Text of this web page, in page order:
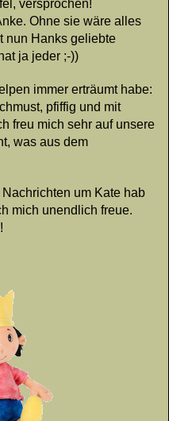
versprochen!
Ohne sie wäre alles
nun Hanks geliebte
ja jeder ;-))
immer erträumt habe:
pfiffig und mit
freu mich sehr auf unsere
was aus dem
um Kate hab
mich unendlich freue.